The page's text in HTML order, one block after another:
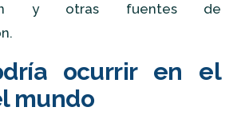
y otras fuentes de
ocurrir en el
mundo